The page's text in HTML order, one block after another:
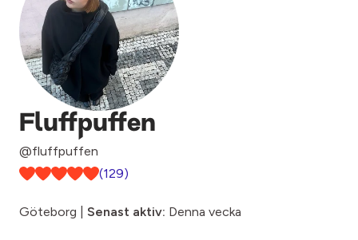
Fluffpuffen
@fluffpuffen
(129)
Göteborg | Senast aktiv: Denna vecka